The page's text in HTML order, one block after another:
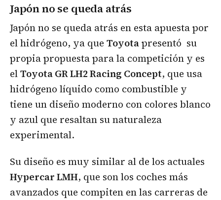
Japón no se queda atrás
Japón no se queda atrás en esta apuesta por
el hidrógeno, ya que Toyotapresentó su
propia propuesta para la competición y es
elToyota GR LH2 Racing Concept, que usa
hidrógeno líquido como combustible y
tiene un diseño moderno con colores blanco
y azul que resaltan su naturaleza
experimental.
Su diseño es muy similar al de los actuales
Hypercar LMH, que son los coches más
avanzados que compiten en las carreras de